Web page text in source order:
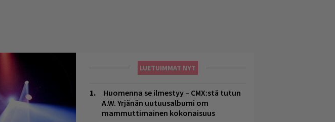
LUETUIMMAT NYT
Huomenna se ilmestyy – CMX:stä tutun
A.W. Yrjänän uutuusalbumi om
mammuttimainen kokonaisuus